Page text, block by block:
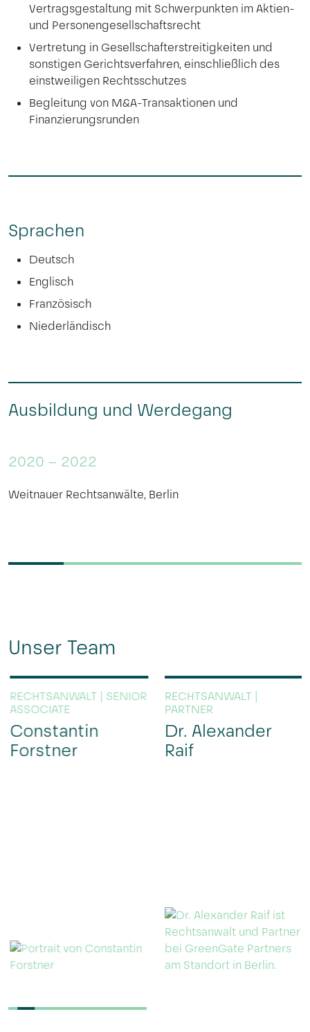
Vertragsgestaltung mit Schwerpunkten im Aktien-
und Personengesellschaftsrecht
Vertretung in Gesellschafterstreitigkeiten und
sonstigen Gerichtsverfahren, einschließlich des
einstweiligen Rechtsschutzes
Begleitung von M&A-Transaktionen und
Finanzierungsrunden
Sprachen
Deutsch
Englisch
Französisch
Niederländisch
Ausbildung und Werdegang
2020 – 2022
Weitnauer Rechtsanwälte, Berlin
Unser Team
RECHTSANWALT | SENIOR
ASSOCIATE
Constantin
Forstner
RECHTSANWALT |
PARTNER
Dr. Alexander
Raif